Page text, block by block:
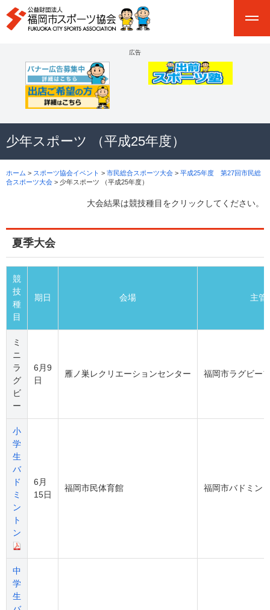
広告
少年スポーツ （平成25年度）
ホーム > スポーツ協会イベント > 市民総合スポーツ大会 > 平成25年度 第27回市民総
合スポーツ大会 > 少年スポーツ （平成25年度）
大会結果は競技種目をクリックしてください。
夏季大会
競
技
種
目
期日 会場 主管
ミ
ニ
ラ
グ
ビ
ー
6月9
日
雁ノ巣レクリエーションセンター 福岡市ラグビー
小
学
生
バ
ド
ミ
ン
ト
ン
6月
15日
福岡市民体育館 福岡市バドミン
中
学
生